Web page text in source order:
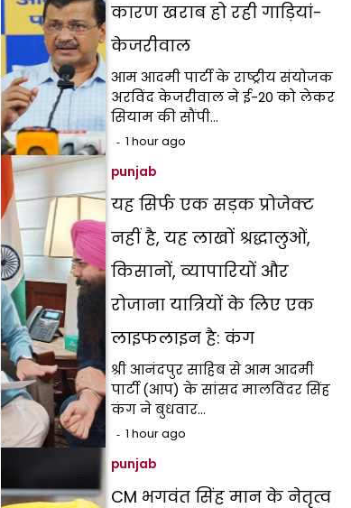
कारण खराब हो रही गाड़ियां-
केजरीवाल
आम आदमी पार्टी के राष्ट्रीय संयोजक
अरविंद केजरीवाल ने ई-20 को लेकर
सियाम की सौंपी…
1 hour ago
punjab
यह सिर्फ एक सड़क प्रोजेक्ट
नहीं है, यह लाखों श्रद्धालुओं,
किसानों, व्यापारियों और
रोजाना यात्रियों के लिए एक
लाइफलाइन है: कंग
श्री आनंदपुर साहिब से आम आदमी
पार्टी (आप) के सांसद मालविंदर सिंह
कंग ने बुधवार…
1 hour ago
punjab
CM भगवंत सिंह मान के नेतृत्व